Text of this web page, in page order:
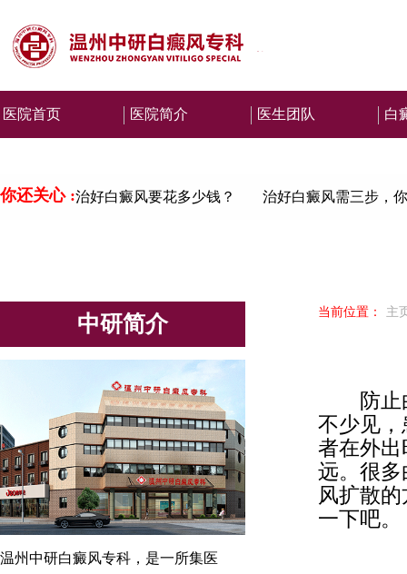
医院首页 医院简介 医生团队 白
你还关心 :治好白癜风要花多少钱？ 治好白癜风需三步，
中研简介
温州中研白癜风专科，是一所集医
当前位置： 主
防
不少见
者在外
远。很
风扩散
一下吧。